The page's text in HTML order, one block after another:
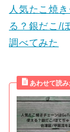
人気たこ焼
る？銀だこ/
調べてみた